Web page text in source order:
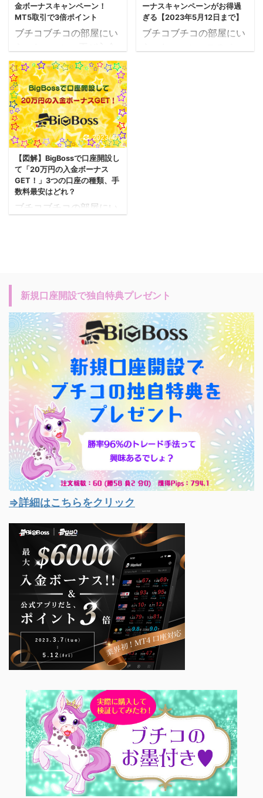
月1日(火)より「休眠ユー
ザー制度／口座解約制
度」が導入されて、口座
維持手数料が徴収される
方針となったからね。
結論から言うと、 口座維
持手数料に関しては、休
眠ユーザーとなった日の
１か月後から月額５ドル
が毎月徴収されます。
（全ての対象口座におい
て） ...
由があるのよ。 それは
ね、現在、 「MT5でト
レードすると通常の3倍
のポイントがGETでき
金ボーナスキャンペーン！
MT5取引で3倍ポイント
ブチコブチコの部屋にい
クレジットボーナスを手
に入れるチャンスよ！ ※
追記： 【5/31まで】
BigBoss100％入金ボー
ナスキャンペーンが延長
となりました！
BigBoss（海外FX証券会
社）のお得なキャンペー
ンが開催中なので情報を
載せておくわ。 【2023
年5/31まで開催】
100％入金ボーナスキャ
ーナスキャンペーンがお得過
ぎる【2023年5月12日まで】
ブチコブチコの部屋にい
認してね。 Big ...
2023/4/7
【図解】BigBossで口座開設し
て「20万円の入金ボーナス
GET！」3つの口座の種類、手
数料最安はどれ？
ブチコブチコの部屋にい
レde勝ち逃げトレード～
レゼントしちゃう！ ブチ
コの勝率96％のトレード
手法を特典にて公開して
いるからお楽しみに♪
⇒ブチコ経由で口座開設
して独自特典をGETす
る！ 詳細は、この記事
に書きました。
BigBossFXで新規口座開
設してブチコの独自特典
を ...
新規口座開設で独自特典プレゼント
⇒詳細はこちらをクリック